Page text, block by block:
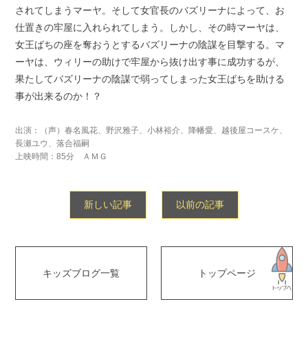
されてしまうマーヤ。そして女官長のバズリーナによって、お
仕置きの牢屋に入れられてしまう。しかし、その時マーヤは、
女王ばちの座を奪おうとするバズリーナの陰謀を目撃する。マ
ーヤは、ウィリーの助けで牢屋から抜け出す事に成功するが、
果たしてバズリーナの陰謀で弱ってしまった女王ばちを助ける
事が出来るのか！？
出演：（声）春名風花、野沢雅子、小林裕介、降幡愛、越後屋コースケ、
長瀬ユウ、落合福嗣
上映時間：85分 ＡＭＧ
新しい記事 以前の記事
キッズブログ一覧 トップページ